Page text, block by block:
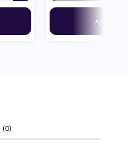
Ajouter
(0)